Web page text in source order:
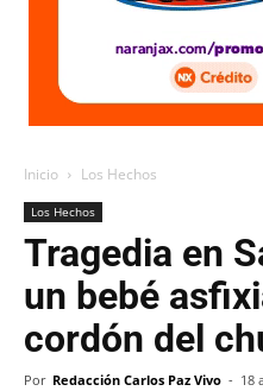
Inicio Los Hechos
Los Hechos
Tragedia en
un bebé
cordón del
Por Redacción Carlos Paz Vivo - 18